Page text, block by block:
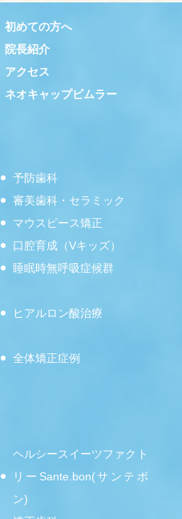
初めての方へ
院長紹介
アクセス
ネオキャップビムラー
予防歯科
審美歯科・セラミック
マウスピース矯正
口腔育成（Vキッズ）
睡眠時無呼吸症候群
ヒアルロン酸治療
全体矯正症例
ヘルシースイーツファクト
リーSante.bon(サンテボ
ン)